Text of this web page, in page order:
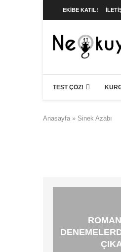
EKIBE KATIL!
TEST ÇÖZ!
Anasayfa » Sinek Azabı